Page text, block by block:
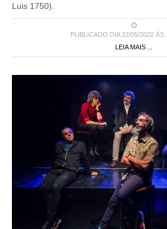
Luis 1750).
PUBLICADO DIA 22/05/2022 ÀS
LEIA MAIS ...